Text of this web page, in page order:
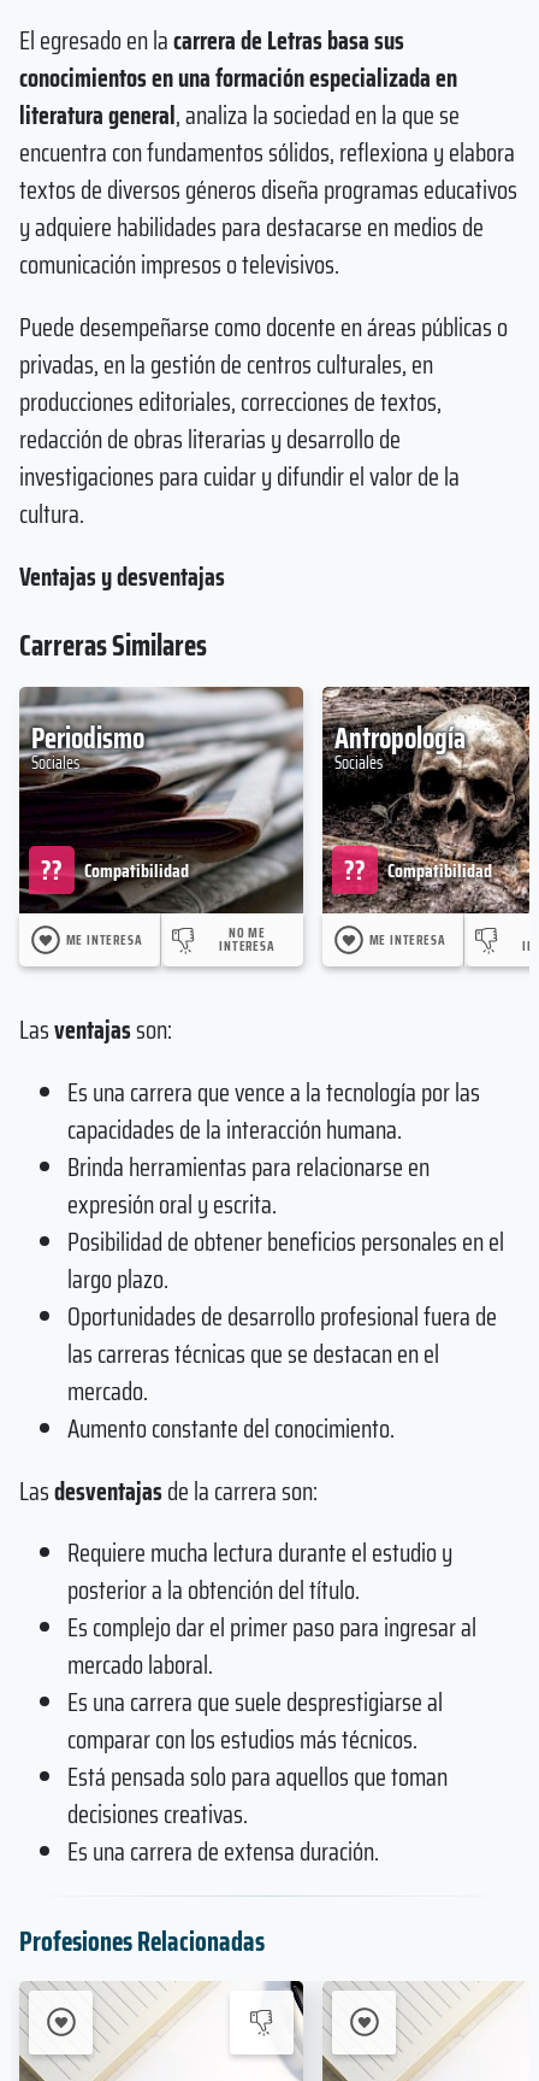
El egresado en lacarrera de Letras basa sus
conocimientos en una formación especializada en
literatura general, analiza la sociedad en la que se
encuentra con fundamentos sólidos, reflexiona y elabora
textos de diversos géneros diseña programas educativos
y adquiere habilidades para destacarse en medios de
comunicación impresos o televisivos.
Puede desempeñarse como docente en áreas públicas o
privadas, en la gestión de centros culturales, en
producciones editoriales, correcciones de textos,
redacción de obras literarias y desarrollo de
investigaciones para cuidar y difundir el valor de la
cultura.
Ventajas y desventajas
Carreras Similares
Periodismo
Sociales
Compatibilidad
??
ME INTERESA NO ME
INTERESA
Antropología
Sociales
Compatibilidad
??
ME INTERESA
Lasventajasson:
Es una carrera que vence a la tecnología por las
capacidades de la interacción humana.
Brinda herramientas para relacionarse en
expresión oral y escrita.
Posibilidad de obtener beneficios personales en el
largo plazo.
Oportunidades de desarrollo profesional fuera de
las carreras técnicas que se destacan en el
mercado.
Aumento constante del conocimiento.
Lasdesventajasde la carrera son:
Requiere mucha lectura durante el estudio y
posterior a la obtención del título.
Es complejo dar el primer paso para ingresar al
mercado laboral.
Es una carrera que suele desprestigiarse al
comparar con los estudios más técnicos.
Está pensada solo para aquellos que toman
decisiones creativas.
Es una carrera de extensa duración.
Profesiones Relacionadas